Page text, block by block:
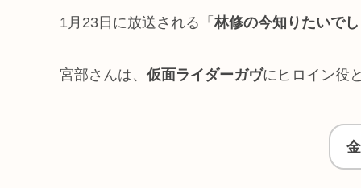
1月23日に放送される「林修の今知りたいで
宮部さんは、 仮面ライダーガヴにヒロイン役